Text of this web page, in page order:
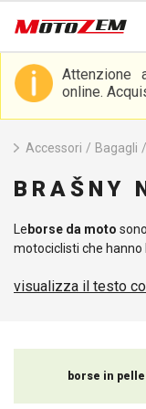
Attenzione
online.
Accessori / Bagagli /
BRAŠNY
Le borse da moto
motociclisti che
con materiali
in tessuto, che non
Per un kit da viaggio
visualizza il testo
borse in pelle